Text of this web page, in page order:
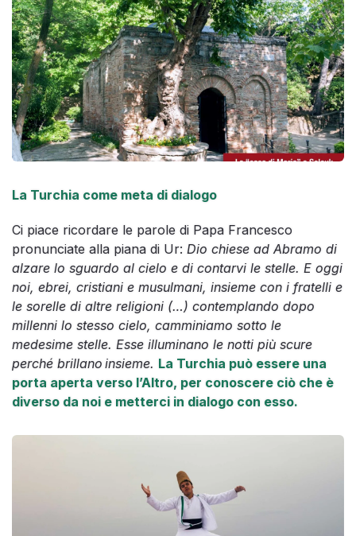
La Turchia come meta di dialogo
Ci piace ricordare le parole di Papa Francesco
pronunciate alla piana di Ur: Dio chiese ad Abramo di
alzare lo sguardo al cielo e di contarvi le stelle. E oggi
noi, ebrei, cristiani e musulmani, insieme con i fratelli e
le sorelle di altre religioni (…) contemplando dopo
millenni lo stesso cielo, camminiamo sotto le
medesime stelle. Esse illuminano le notti più scure
perché brillano insieme. La Turchia può essere una
porta aperta verso l’Altro, per conoscere ciò che è
diverso da noi e metterci in dialogo con esso.